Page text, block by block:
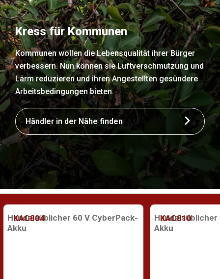
Kress für Kommunen
Kommunen wollen die Lebensqualität ihrer Bürger
verbessern. Nun können sie Luftverschmutzung und
Lärm reduzieren und ihren Angestellten gesündere
Arbeitsbedingungen bieten.
Händler in der Nähe finden
KAC804
Handelsüblicher 60 V CyberPack-
Akku
KAC810
Handelsüblicher
Akku